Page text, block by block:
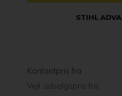
STIHL
Kontantpris fra
Vejl. udsalgspris fra